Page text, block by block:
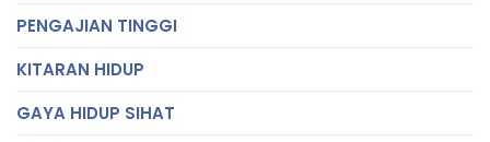
PENGAJIAN TINGGI
KITARAN HIDUP
GAYA HIDUP SIHAT